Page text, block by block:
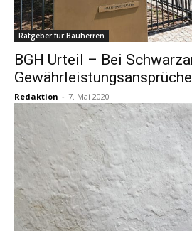
Ratgeber für Bauherren
BGH Urteil – Bei
Gewährleistungsansprüche
Redaktion - 7. Mai 2020